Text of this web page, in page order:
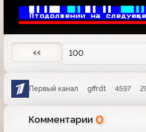
Птодолжении на
<< 100
Первый канал gffrdt 4597
Комментарии 0